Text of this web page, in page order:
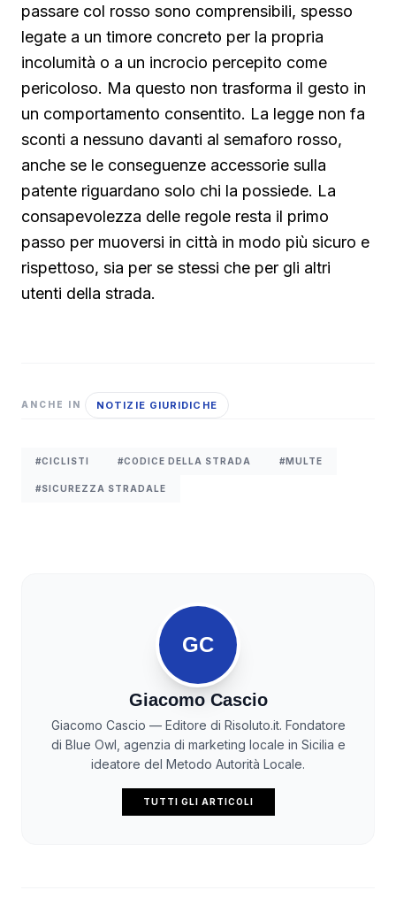
passare col rosso sono comprensibili, spesso
legate a un timore concreto per la propria
incolumità o a un incrocio percepito come
pericoloso. Ma questo non trasforma il gesto in
un comportamento consentito. La legge non fa
sconti a nessuno davanti al semaforo rosso,
anche se le conseguenze accessorie sulla
patente riguardano solo chi la possiede. La
consapevolezza delle regole resta il primo
passo per muoversi in città in modo più sicuro e
rispettoso, sia per se stessi che per gli altri
utenti della strada.
ANCHE IN NOTIZIE GIURIDICHE
#CICLISTI #CODICE DELLA STRADA #MULTE
#SICUREZZA STRADALE
GC
Giacomo Cascio
Giacomo Cascio — Editore di Risoluto.it. Fondatore
di Blue Owl, agenzia di marketing locale in Sicilia e
ideatore del Metodo Autorità Locale.
TUTTI GLI ARTICOLI